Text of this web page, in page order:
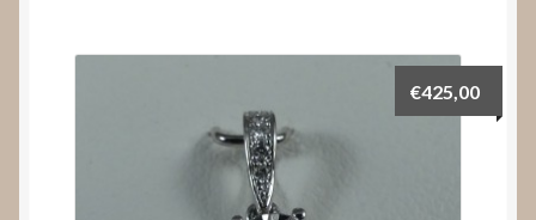
€425,00